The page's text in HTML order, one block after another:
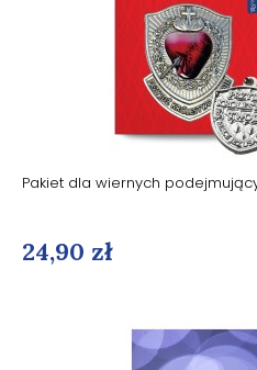
Pakiet dla wiernych
24,90 zł